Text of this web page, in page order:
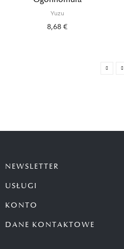
Yuzu
8,68 €
NEWSLETTER
USŁUGI
KONTO
DANE KONTAKTOWE